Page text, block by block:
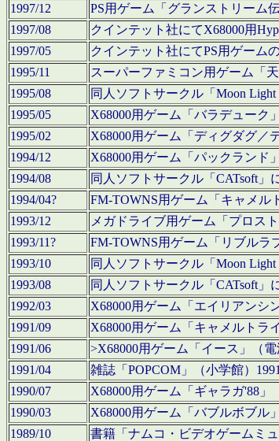
1997/12
PS用ゲーム「グランストリーム
1997/08
クインテット社にてX68000用
1997/05
クインテット社にてPS用ゲーム
1995/11
スーパーファミコン用ゲーム「
1995/08
同人ソフトサークル「Moon
1995/05
X68000用ゲーム「バラデューク
1995/02
X68000用ゲーム「ディグダグ／
1994/12
X68000用ゲーム「パックランド
1994/08
同人ソフトサークル「CATsoft」
1994/04?
FM-TOWNS用ゲーム「キャメル
1993/12
メガドライブ用ゲーム「プロス
1993/11?
FM-TOWNS用ゲーム「リブルラ
1993/10
同人ソフトサークル「Moon
1993/08
同人ソフトサークル「CATsoft
1992/03
X68000用ゲーム「エイリアンシ
1991/09
X68000用ゲーム「キャメルトラ
1991/06
>X68000用ゲーム「イース」（
1991/04
雑誌「POPCOM」（小学館）
1990/07
X68000用ゲーム「ギャラガ'88」
1990/03
X68000用ゲーム「バブルボブル
1989/10
書籍「ナムコ・ビデオゲームミ